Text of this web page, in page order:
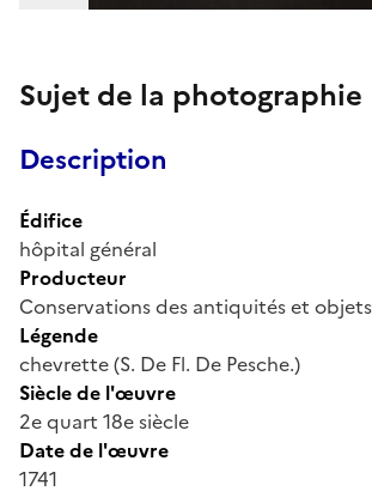
Sujet de la photographie
Description
Édifice
hôpital général
Producteur
Conservations des antiquités et
Légende
chevrette (S. De Fl. De Pesche.)
Siècle de l'œuvre
2e quart 18e siècle
Date de l'œuvre
1741